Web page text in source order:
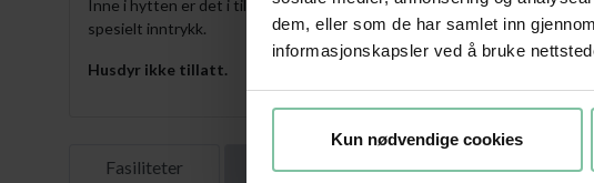
dem, eller som de har samlet inn
informasjonskapsler ved å bruke
Kun nødvendige cookies
Inne i hytten er det i tillegg litt bredere dører i første etasje, og et
spesielt inntrykk.
Husdyr ikke tillatt.
Fasiliteter Beliggenhet Praktisk informasjon